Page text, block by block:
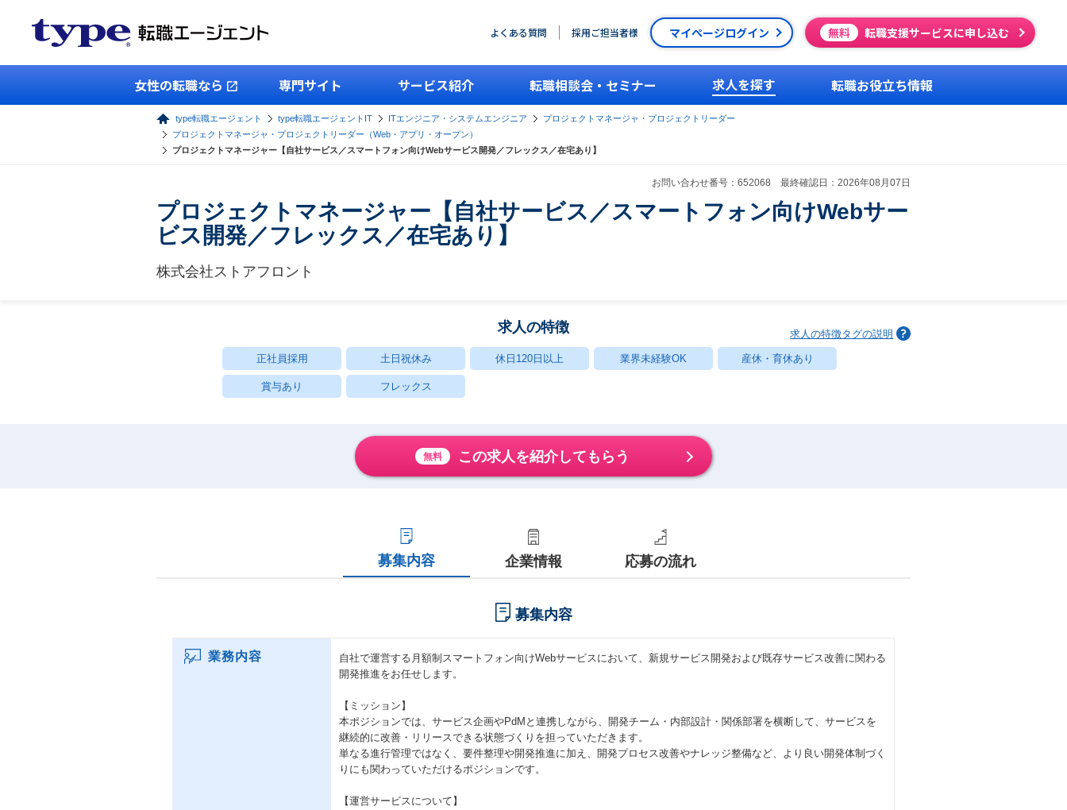
よくある質問 採用ご担当者様 マイページログイン 無料 転職支援サービスに申し込む
女性の転職なら 専門サイト サービス紹介 転職相談会・セミナー 求人を探す 転職お役立ち情報
type転職エージェント type転職エージェントIT ITエンジニア・システムエンジニア
プロジェクトマネージャ・プロジェクトリーダー
プロジェクトマネージャ・プロジェクトリーダー（Web・アプリ・オープン）
プロジェクトマネージャー【自社サービス／スマートフォン向けWebサービス開発／フレックス／在宅あり】
お問い合わせ番号：652068 最終確認日：2026年08月07日
プロジェクトマネージャー【自社サービス／スマートフォン向けWebサー
ビス開発／フレックス／在宅あり】
株式会社ストアフロント
求人の特徴 求人の特徴タグの説明
正社員採用 土日祝休み 休日120日以上 業界未経験OK 産休・育休あり
賞与あり フレックス
無料 この求人を紹介してもらう
募集内容 企業情報 応募の流れ
募集内容
業務内容
自社で運営する月額制スマートフォン向けWebサービスにおいて、新規サービス開発および既存サービス改善に関わる
開発推進をお任せします。
【ミッション】
本ポジションでは、サービス企画やPdMと連携しながら、開発チーム・内部設計・関係部署を横断して、サービスを
継続的に改善・リリースできる状態づくりを担っていただきます。
単なる進行管理ではなく、要件整理や開発推進に加え、開発プロセス改善やナレッジ整備など、より良い開発体制づく
りにも関わっていただけるポジションです。
【運営サービスについて】